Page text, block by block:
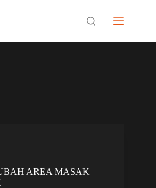
AREA MASAK